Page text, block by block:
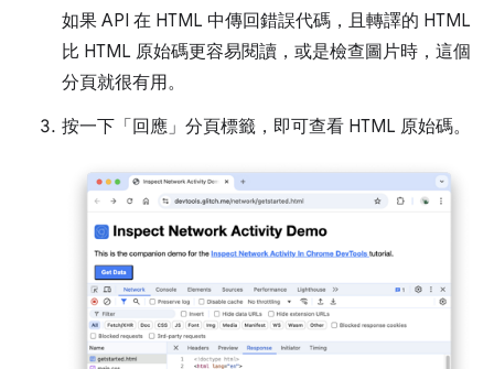
如果 API 在 HTML 中傳回錯誤代碼，且轉譯的 HTML
比 HTML 原始碼更容易閱讀，或是檢查圖片時，這個
分頁就很有用。
按一下「回應」 分頁標籤，即可查看 HTML 原始碼。